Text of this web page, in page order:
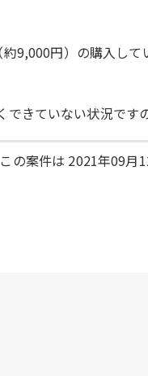
9,000円）の購入し
きていない状況です
この案件は 2021年09月